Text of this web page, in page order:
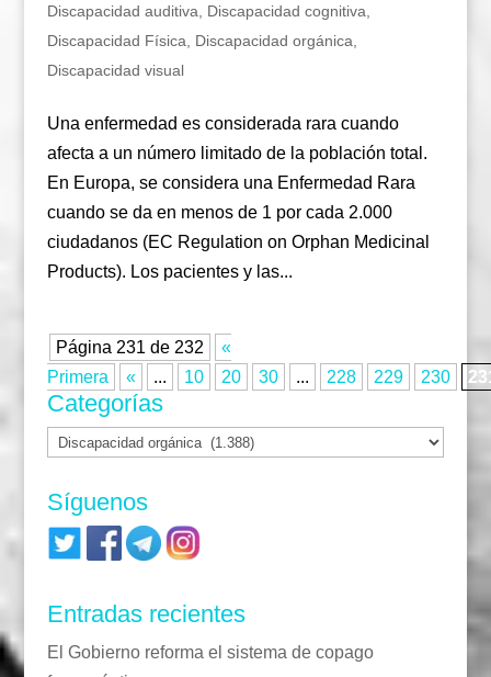
Discapacidad auditiva
Discapacidad cognitiva
Discapacidad Física
Discapacidad orgánica
Discapacidad visual
Una enfermedad es considerada rara cuando
afecta a un número limitado de la población total.
En Europa, se considera una Enfermedad Rara
cuando se da en menos de 1 por cada 2.000
ciudadanos (EC Regulation on Orphan Medicinal
Products). Los pacientes y las...
Página 231 de 232
«
Primera
« ... 10 20 30 ... 228 229 230
Categorías
Categorías
Síguenos
Entradas recientes
El Gobierno reforma el sistema de copago